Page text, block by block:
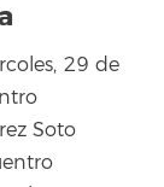
29 de
Soto